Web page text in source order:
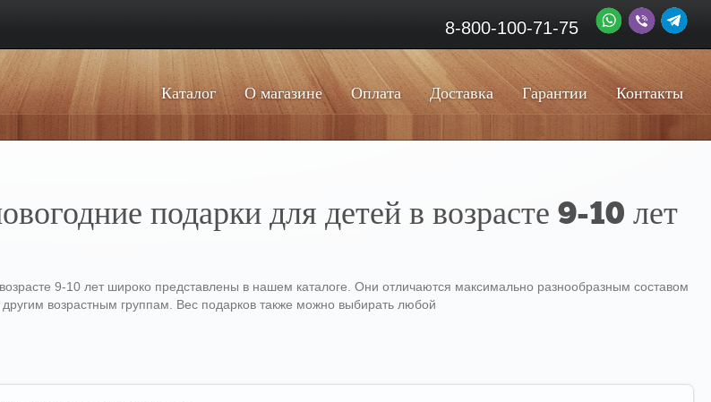
8-800-100-71-75
Каталог О магазине Оплата Доставка Гарантии Контакты
подарки для детей в возрасте 9-10 лет
9-10 лет широко представлены в нашем каталоге. Они отличаются максимально разнообразным составом
другим возрастным группам. Вес подарков также можно выбирать любой